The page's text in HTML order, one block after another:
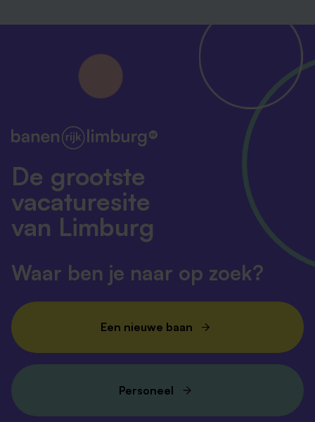
De grootste
vacaturesite
van Limburg
Waar ben je naar op zoek?
Een nieuwe baan
Personeel